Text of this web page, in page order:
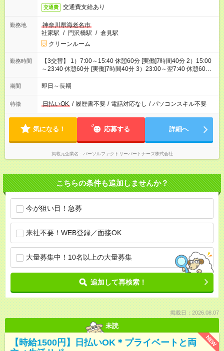
交通費 交通費支給あり
勤務地
神奈川県海老名市
社家駅 / 門沢橋駅 / 倉見駅
クリーンルーム
勤務時間
【3交替】 1）7:00～15:40 休憩60分 [実働]7時間40分 2）15:00
～23:40 休憩60分 [実働]7時間40分 3）23:00～翌7:40 休憩60
分 [実働]7時間40分 4）8:30～17:10 休憩60分 [実働]7時間40分
5）21:00～翌5:40 休憩60分 [実働]7時間40分
期間 即日～長期
特徴 日払いOK / 履歴書不要 / 電話対応なし / パソコンスキル不要
気になる！ 応募する 詳細へ
掲載元企業名 パーソルファクトリーパートナーズ株式会社
こちらの条件も追加しませんか？
今が狙い目！急募
来社不要！WEB登録／面接OK
大量募集中！10名以上の大量募集
追加して再検索！
掲載日：2026.08.07
未読
NEW
【時給1500円】日払いOK＊プライベートと両